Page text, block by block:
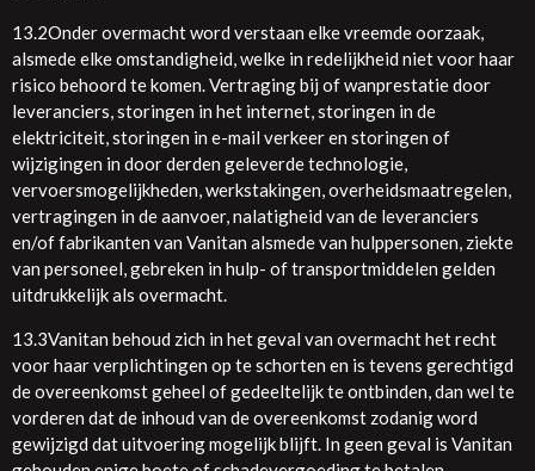
13.2Onder overmacht word verstaan elke vreemde oorzaak,
alsmede elke omstandigheid, welke in redelijkheid niet voor haar
risico behoord te komen. Vertraging bij of wanprestatie door
leveranciers, storingen in het internet, storingen in de
elektriciteit, storingen in e-mail verkeer en storingen of
wijzigingen in door derden geleverde technologie,
vervoersmogelijkheden, werkstakingen, overheidsmaatregelen,
vertragingen in de aanvoer, nalatigheid van de leveranciers
en/of fabrikanten van Vanitan alsmede van hulppersonen, ziekte
van personeel, gebreken in hulp- of transportmiddelen gelden
uitdrukkelijk als overmacht.
13.3Vanitan behoud zich in het geval van overmacht het recht
voor haar verplichtingen op te schorten en is tevens gerechtigd
de overeenkomst geheel of gedeeltelijk te ontbinden, dan wel te
vorderen dat de inhoud van de overeenkomst zodanig word
gewijzigd dat uitvoering mogelijk blijft. In geen geval is Vanitan